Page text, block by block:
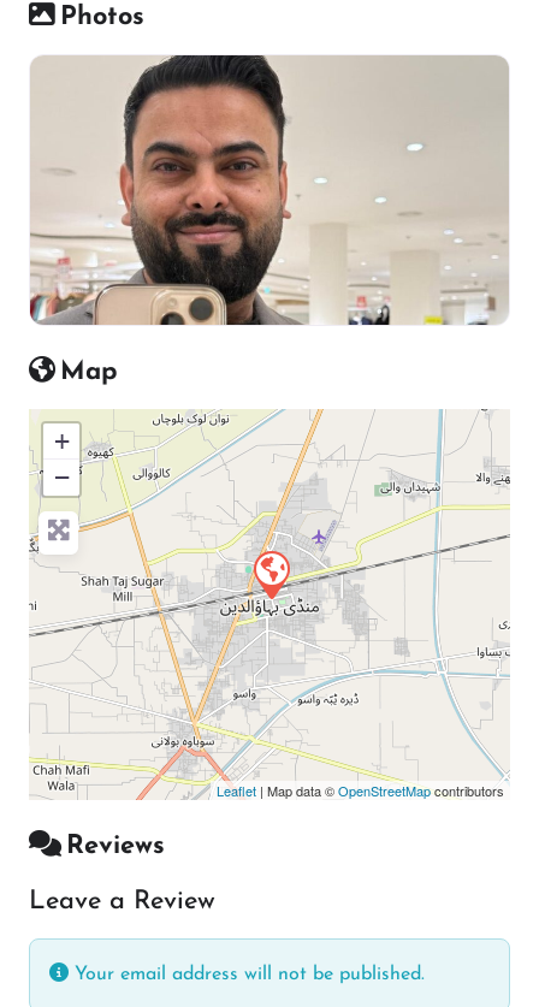
Photos
Map
+
−
Press Enter key to search
Leaflet | Map data ©OpenStreetMapcontributors
Reviews
Leave a Review
Your email address will not be published.